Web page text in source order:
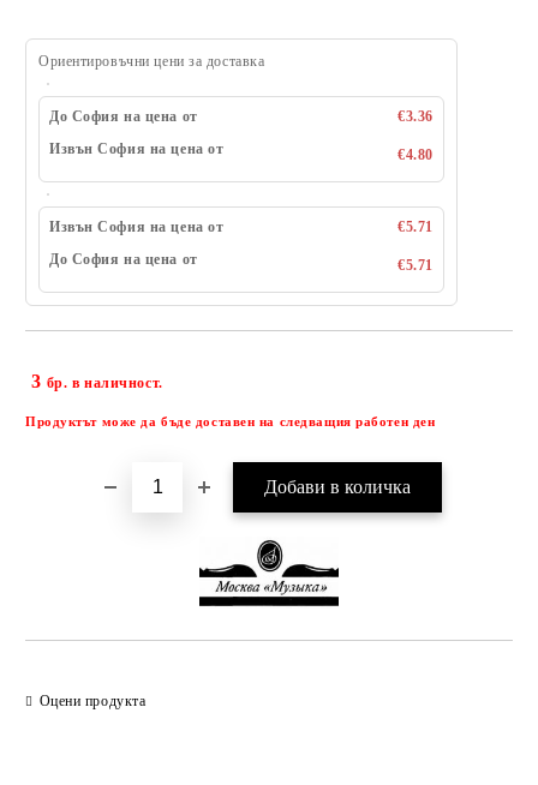
Ориентировъчни цени за доставка
До София на цена от
€3.36
Извън София на цена от
€4.80
Извън София на цена от
€5.71
До София на цена от
€5.71
3 бр. в наличност.
Продуктът може да бъде доставен на следващия работен ден
Оцени продукта